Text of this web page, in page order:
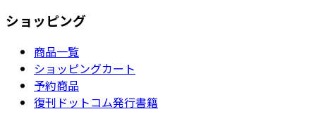
ショッピング
商品一覧
ショッピングカート
予約商品
復刊ドットコム発行書籍